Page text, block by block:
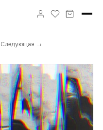
Следующая →